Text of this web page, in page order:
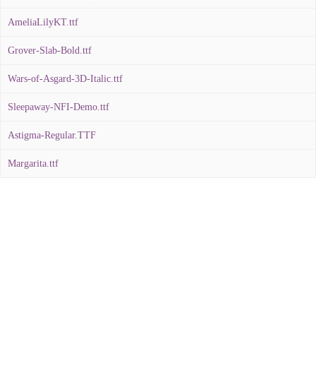
AmeliaLilyKT.ttf
Grover-Slab-Bold.ttf
Wars-of-Asgard-3D-Italic.ttf
Sleepaway-NFI-Demo.ttf
Astigma-Regular.TTF
Margarita.ttf